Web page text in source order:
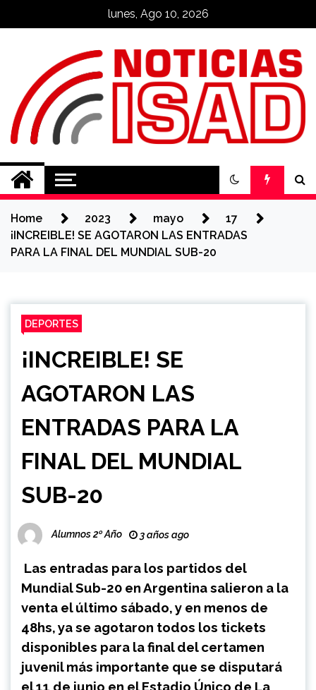
lunes, Ago 10, 2026
Noticias ISAD
REALIZADO POR NUESTROS
Home 2023 mayo
17
¡INCREIBLE! SE AGOTARON LAS ENTRADAS
PARA LA FINAL DEL MUNDIAL SUB-20
DEPORTES
¡INCREIBLE! SE
AGOTARON LAS
ENTRADAS PARA LA
FINAL DEL MUNDIAL
SUB-20
Alumnos 2º Año 3 años ago
Las entradas para los partidos del
Mundial Sub-20 en Argentina salieron a la
venta el último sábado, y en menos de
48hs, ya se agotaron todos los tickets
disponibles para la final del certamen
juvenil más importante que se disputará
el 11 de junio en el Estadio Único de La